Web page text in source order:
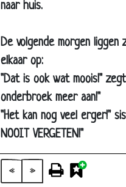
naar huis.
De volgende morgen
elkaar op:
"Dat is ook wat moois!"
onderbroek meer aan!"
"Het kan nog veel erger!"
NOOIT VERGETEN!"
« »
14 May 2007
Meerijden
14 May 2007
14 May 2007
De
09 May 2007
IT-
Man vermist
07 May 2007
IT-